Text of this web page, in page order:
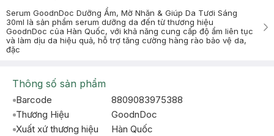
Serum GoodnDoc Dưỡng Ẩm, Mờ Nhăn & Giúp Da Tươi Sáng
30ml là sản phẩm serum dưỡng da đến từ thương hiệu
GoodnDoc của Hàn Quốc, với khả năng cung cấp độ ẩm liên tục
và làm dịu da hiệu quả, hỗ trợ tăng cường hàng rào bảo vệ da,
đặc
Thông số sản phẩm
Barcode
8809083975388
Thương Hiệu
GoodnDoc
Xuất xứ thương hiệu
Hàn Quốc